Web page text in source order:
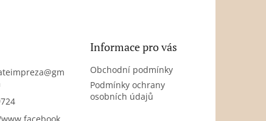
@gm
Informace pro vás
Obchodní podmínky
Podmínky ochrany
osobních údajů